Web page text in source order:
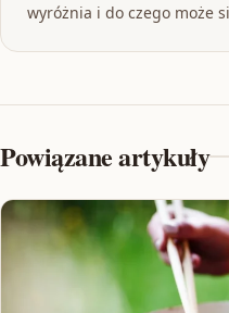
wyróżnia i do czego może
Powiązane artykuły